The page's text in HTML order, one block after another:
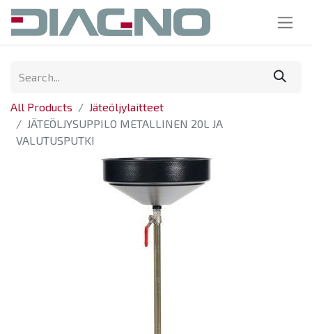
All Products
Jäteöljylaitteet
JÄTEÖLJYSUPPILO METALLINEN 20L JA
VALUTUSPUTKI